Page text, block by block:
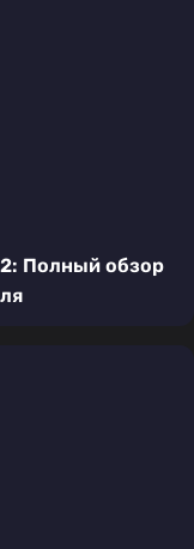
Полный обзор